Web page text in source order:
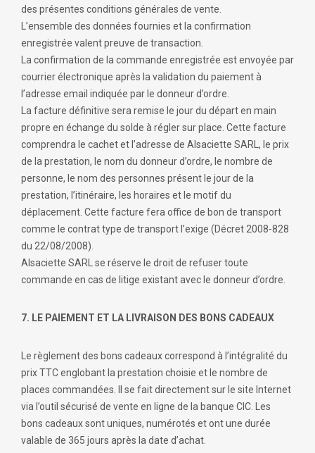
des présentes conditions générales de vente.
L’ensemble des données fournies et la confirmation
enregistrée valent preuve de transaction.
La confirmation de la commande enregistrée est envoyée par
courrier électronique après la validation du paiement à
l’adresse email indiquée par le donneur d’ordre.
La facture définitive sera remise le jour du départ en main
propre en échange du solde à régler sur place. Cette facture
comprendra le cachet et l’adresse de Alsaciette SARL, le prix
de la prestation, le nom du donneur d’ordre, le nombre de
personne, le nom des personnes présent le jour de la
prestation, l’itinéraire, les horaires et le motif du
déplacement. Cette facture fera office de bon de transport
comme le contrat type de transport l’exige (Décret 2008-828
du 22/08/2008).
Alsaciette SARL se réserve le droit de refuser toute
commande en cas de litige existant avec le donneur d’ordre.
7. LE PAIEMENT ET LA LIVRAISON DES BONS CADEAUX
Le règlement des bons cadeaux correspond à l’intégralité du
prix TTC englobant la prestation choisie et le nombre de
places commandées. Il se fait directement sur le site Internet
via l’outil sécurisé de vente en ligne de la banque CIC. Les
bons cadeaux sont uniques, numérotés et ont une durée
valable de 365 jours après la date d’achat.